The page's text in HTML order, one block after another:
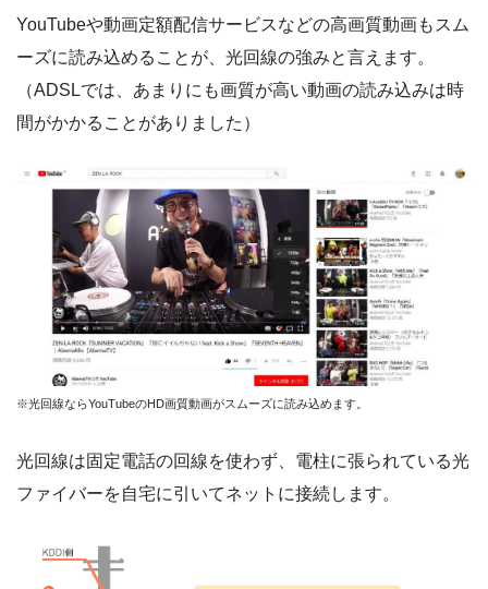
YouTubeや動画定額配信サービスなどの高画質動画もスム
ーズに読み込めることが、光回線の強みと言えます。
（ADSLでは、あまりにも画質が高い動画の読み込みは時
間がかかることがありました）
※光回線ならYouTubeのHD画質動画がスムーズに読み込めます。
光回線は固定電話の回線を使わず、電柱に張られている光
ファイバーを自宅に引いてネットに接続します。